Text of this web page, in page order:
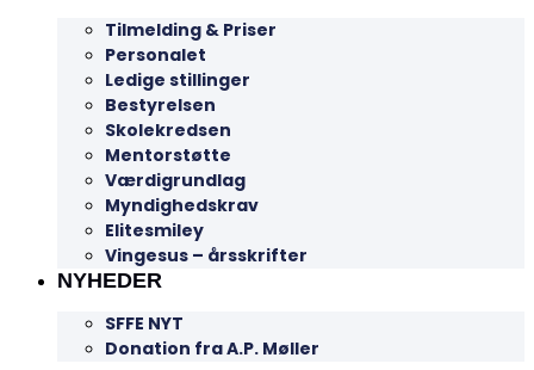
Tilmelding & Priser
Personalet
Ledige stillinger
Bestyrelsen
Skolekredsen
Mentorstøtte
Værdigrundlag
Myndighedskrav
Elitesmiley
Vingesus – årsskrifter
NYHEDER
SFFE NYT
Donation fra A.P. Møller